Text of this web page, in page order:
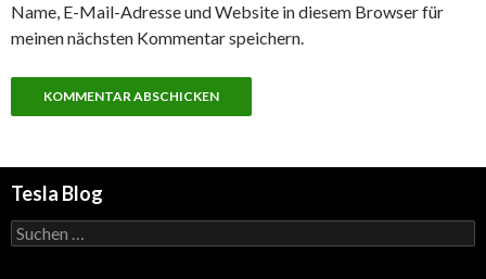
Name, E-Mail-Adresse und Website in diesem Browser für
meinen nächsten Kommentar speichern.
Tesla Blog
Suchen
nach: